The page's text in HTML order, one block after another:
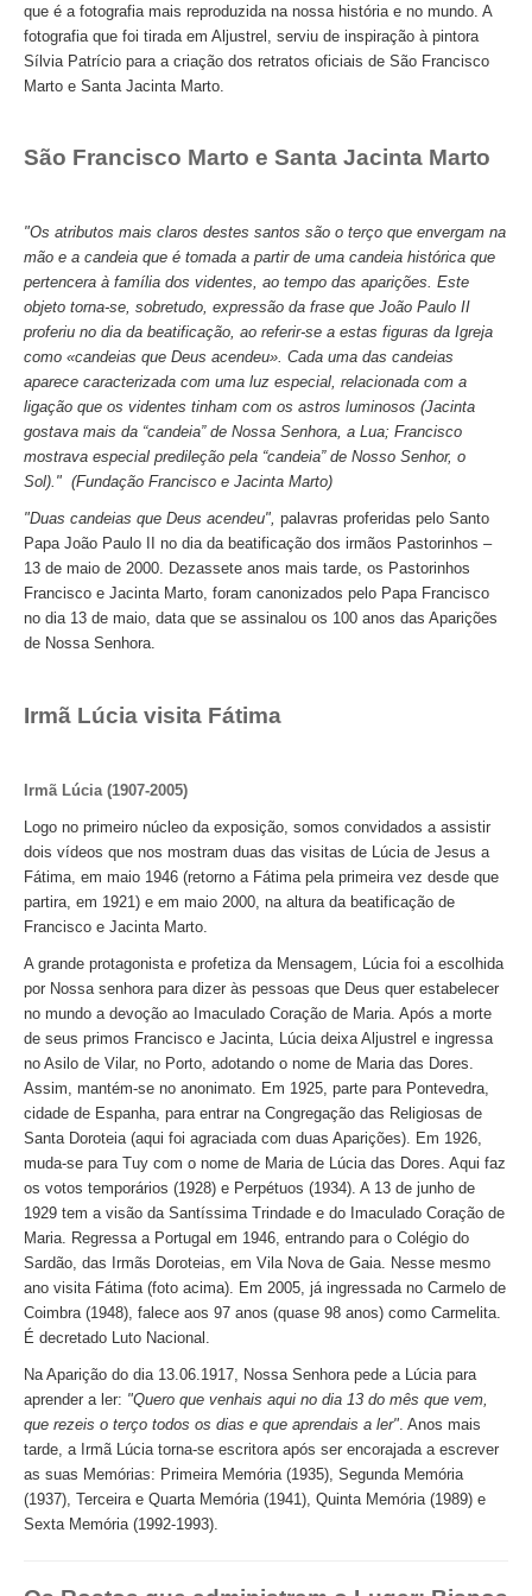
Mérida e Madrid > 2 dias
Reserve
Informações úteis
que é a fotografia mais reproduzida na nossa história e no mundo. A
fotografia que foi tirada em Aljustrel, serviu de inspiração à pintora
Sílvia Patrício para a criação dos retratos oficiais de São Francisco
Marto e Santa Jacinta Marto.
São Francisco Marto e Santa Jacinta Marto
"Os atributos mais claros destes santos são o terço que envergam na
mão e a candeia que é tomada a partir de uma candeia histórica que
pertencera à família dos videntes, ao tempo das aparições. Este
objeto torna-se, sobretudo, expressão da frase que João Paulo II
proferiu no dia da beatificação, ao referir-se a estas figuras da Igreja
como «candeias que Deus acendeu». Cada uma das candeias
aparece caracterizada com uma luz especial, relacionada com a
ligação que os videntes tinham com os astros luminosos (Jacinta
gostava mais da “candeia” de Nossa Senhora, a Lua; Francisco
mostrava especial predileção pela “candeia” de Nosso Senhor, o
Sol)." (Fundação Francisco e Jacinta Marto)
"Duas candeias que Deus acendeu", palavras proferidas pelo Santo
Papa João Paulo II no dia da beatificação dos irmãos Pastorinhos –
13 de maio de 2000. Dezassete anos mais tarde, os Pastorinhos
Francisco e Jacinta Marto, foram canonizados pelo Papa Francisco
no dia 13 de maio, data que se assinalou os 100 anos das Aparições
de Nossa Senhora.
Irmã Lúcia visita Fátima
Irmã Lúcia (1907-2005)
Logo no primeiro núcleo da exposição, somos convidados a assistir
dois vídeos que nos mostram duas das visitas de Lúcia de Jesus a
Fátima, em maio 1946 (retorno a Fátima pela primeira vez desde que
partira, em 1921) e em maio 2000, na altura da beatificação de
Francisco e Jacinta Marto.
A grande protagonista e profetiza da Mensagem, Lúcia foi a escolhida
por Nossa senhora para dizer às pessoas que Deus quer estabelecer
no mundo a devoção ao Imaculado Coração de Maria. Após a morte
de seus primos Francisco e Jacinta, Lúcia deixa Aljustrel e ingressa
no Asilo de Vilar, no Porto, adotando o nome de Maria das Dores.
Assim, mantém-se no anonimato. Em 1925, parte para Pontevedra,
cidade de Espanha, para entrar na Congregação das Religiosas de
Santa Doroteia (aqui foi agraciada com duas Aparições). Em 1926,
muda-se para Tuy com o nome de Maria de Lúcia das Dores. Aqui faz
os votos temporários (1928) e Perpétuos (1934). A 13 de junho de
1929 tem a visão da Santíssima Trindade e do Imaculado Coração de
Maria. Regressa a Portugal em 1946, entrando para o Colégio do
Sardão, das Irmãs Doroteias, em Vila Nova de Gaia. Nesse mesmo
ano visita Fátima (foto acima). Em 2005, já ingressada no Carmelo de
Coimbra (1948), falece aos 97 anos (quase 98 anos) como Carmelita.
É decretado Luto Nacional.
Na Aparição do dia 13.06.1917, Nossa Senhora pede a Lúcia para
aprender a ler: "Quero que venhais aqui no dia 13 do mês que vem,
que rezeis o terço todos os dias e que aprendais a ler". Anos mais
tarde, a Irmã Lúcia torna-se escritora após ser encorajada a escrever
as suas Memórias: Primeira Memória (1935), Segunda Memória
(1937), Terceira e Quarta Memória (1941), Quinta Memória (1989) e
Sexta Memória (1992-1993).